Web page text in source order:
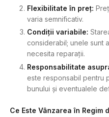
Flexibilitate în preț:
varia semnificativ.
Condiții variabile:
considerabil; unele sunt
necesita reparații.
Responsabilitate
este responsabil pentru
bunului și eventualele
Ce Este Vânzarea în Regim